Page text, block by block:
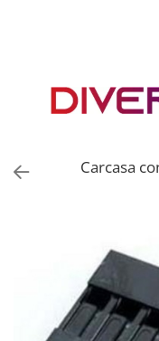
ASA
MULTIMATERIAL
Carcasa